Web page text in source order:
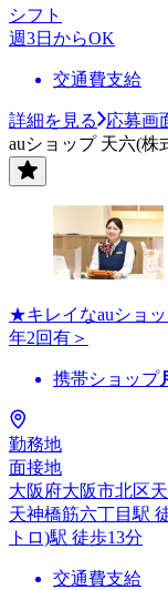
シフト
週3日からOK
交通費支給
詳細を見る
応募画
auショップ 天六(株
★キレイなauショ
年2回有＞
携帯ショップ
勤務地
面接地
大阪府大阪市北区
天神橋筋六丁目駅
トロ)駅 徒歩13分
交通費支給